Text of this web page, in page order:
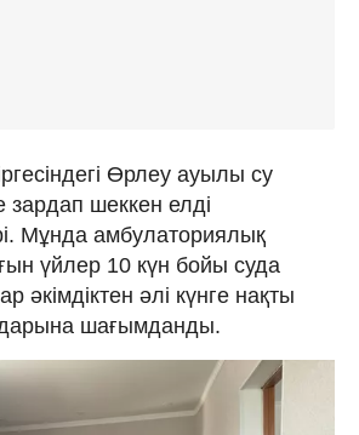
Өрлеу ауылы су
зардап шеккен елді
Мұнда амбулаториялық
үйлер 10 күн бойы суда
әкімдіктен әлі күнге нақты
шағымданды.